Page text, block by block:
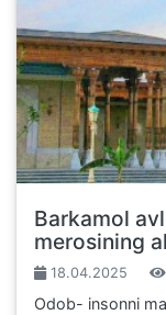
Barkamol
merosining
18.04.2025
Odob- insonni